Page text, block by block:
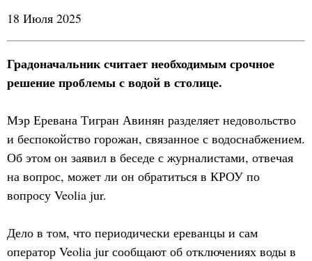
18 Июля 2025
Градоначальник считает необходимым срочное
решение проблемы с водой в столице.
Мэр Еревана Тигран Авинян разделяет недовольство
и беспокойство горожан, связанное с водоснабжением.
Об этом он заявил в беседе с журналистами, отвечая
на вопрос, может ли он обратиться в КРОУ по
вопросу Veolia jur.
Дело в том, что периодически ереванцы и сам
оператор Veolia jur сообщают об отключениях воды в